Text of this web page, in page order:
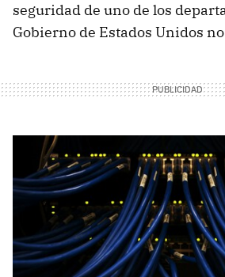
seguridad de uno de los
Gobierno de Estados Unidos